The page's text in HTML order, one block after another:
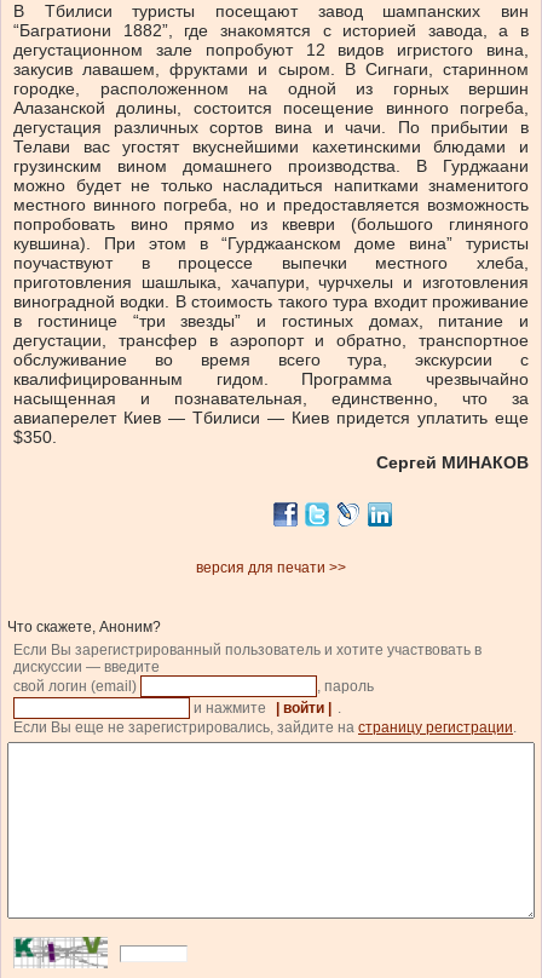
В Тбилиси туристы посещают завод шампанских вин
“Багратиони 1882”, где знакомятся с историей завода, а в
дегустационном зале попробуют 12 видов игристого вина,
закусив лавашем, фруктами и сыром. В Сигнаги, старинном
городке, расположенном на одной из горных вершин
Алазанской долины, состоится посещение винного погреба,
дегустация различных сортов вина и чачи. По прибытии в
Телави вас угостят вкуснейшими кахетинскими блюдами и
грузинским вином домашнего производства. В Гурджаани
можно будет не только насладиться напитками знаменитого
местного винного погреба, но и предоставляется возможность
попробовать вино прямо из квеври (большого глиняного
кувшина). При этом в “Гурджаанском доме вина” туристы
поучаствуют в процессе выпечки местного хлеба,
приготовления шашлыка, хачапури, чурчхелы и изготовления
виноградной водки. В стоимость такого тура входит проживание
в гостинице “три звезды” и гостиных домах, питание и
дегустации, трансфер в аэропорт и обратно, транспортное
обслуживание во время всего тура, экскурсии с
квалифицированным гидом. Программа чрезвычайно
насыщенная и познавательная, единственно, что за
авиаперелет Киев — Тбилиси — Киев придется уплатить еще
$350.
Сергей МИНАКОВ
версия для печати >>
Что скажете, Аноним?
Если Вы зарегистрированный пользователь и хотите участвовать в
дискуссии — введите
свой логин (email)
, пароль
и нажмите
| войти |
.
Если Вы еще не зарегистрировались, зайдите на страницу регистрации.